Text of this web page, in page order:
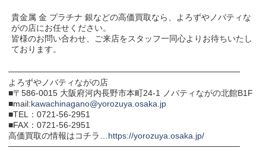
貴金属 金 プラチナ 銀などの高価買取なら、よろずやノバティな
がの店にお任せください。
皆様のお問い合わせ、ご来店をスタッフ一同心よりお待ちいたし
ております。
───────────────────────────────────────
よろずやノバティながの店
■〒586-0015 大阪府河内長野市本町24-1 ノバティながの北館B1F
■mail:kawachinagano@yorozuya.osaka.jp
■TEL：0721-56-2951
■FAX：0721-56-2951
高価買取の情報はコチラ… https://yorozuya.osaka.jp/
───────────────────────────────────────